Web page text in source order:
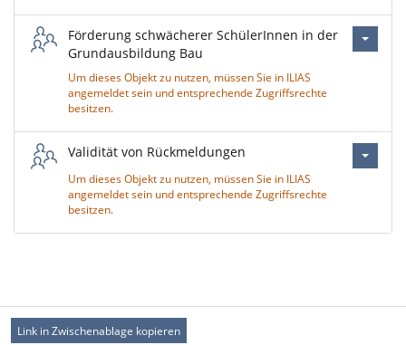
Förderung schwächerer SchülerInnen in der
Grundausbildung Bau
Um dieses Objekt zu nutzen, müssen Sie in ILIAS
angemeldet sein und entsprechende Zugriffsrechte
besitzen.
Validität von Rückmeldungen
Um dieses Objekt zu nutzen, müssen Sie in ILIAS
angemeldet sein und entsprechende Zugriffsrechte
besitzen.
Link in Zwischenablage kopieren